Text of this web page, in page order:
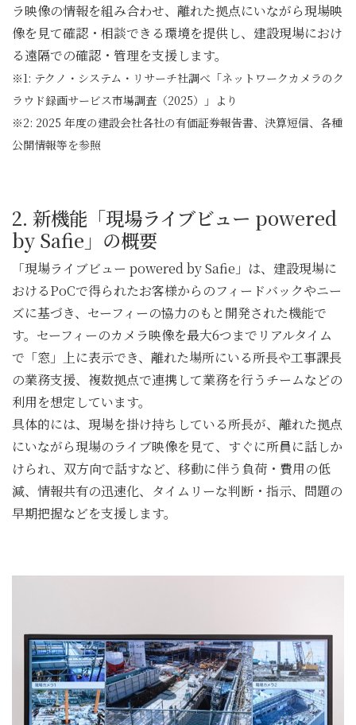
ラ映像の情報を組み合わせ、離れた拠点にいながら現場映
像を見て確認・相談できる環境を提供し、建設現場におけ
る遠隔での確認・管理を支援します。
※1: テクノ・システム・リサーチ社調べ「ネットワークカメラのク
ラウド録画サービス市場調査（2025）」より
※2: 2025 年度の建設会社各社の有価証券報告書、決算短信、各種
公開情報等を参照
2. 新機能「現場ライブビュー powered
by Safie」の概要
「現場ライブビュー powered by Safie」は、建設現場に
おけるPoCで得られたお客様からのフィードバックやニー
ズに基づき、セーフィーの協力のもと開発された機能で
す。セーフィーのカメラ映像を最大6つまでリアルタイム
で「窓」上に表示でき、離れた場所にいる所長や工事課長
の業務支援、複数拠点で連携して業務を行うチームなどの
利用を想定しています。
具体的には、現場を掛け持ちしている所長が、離れた拠点
にいながら現場のライブ映像を見て、すぐに所員に話しか
けられ、双方向で話すなど、移動に伴う負荷・費用の低
減、情報共有の迅速化、タイムリーな判断・指示、問題の
早期把握などを支援します。